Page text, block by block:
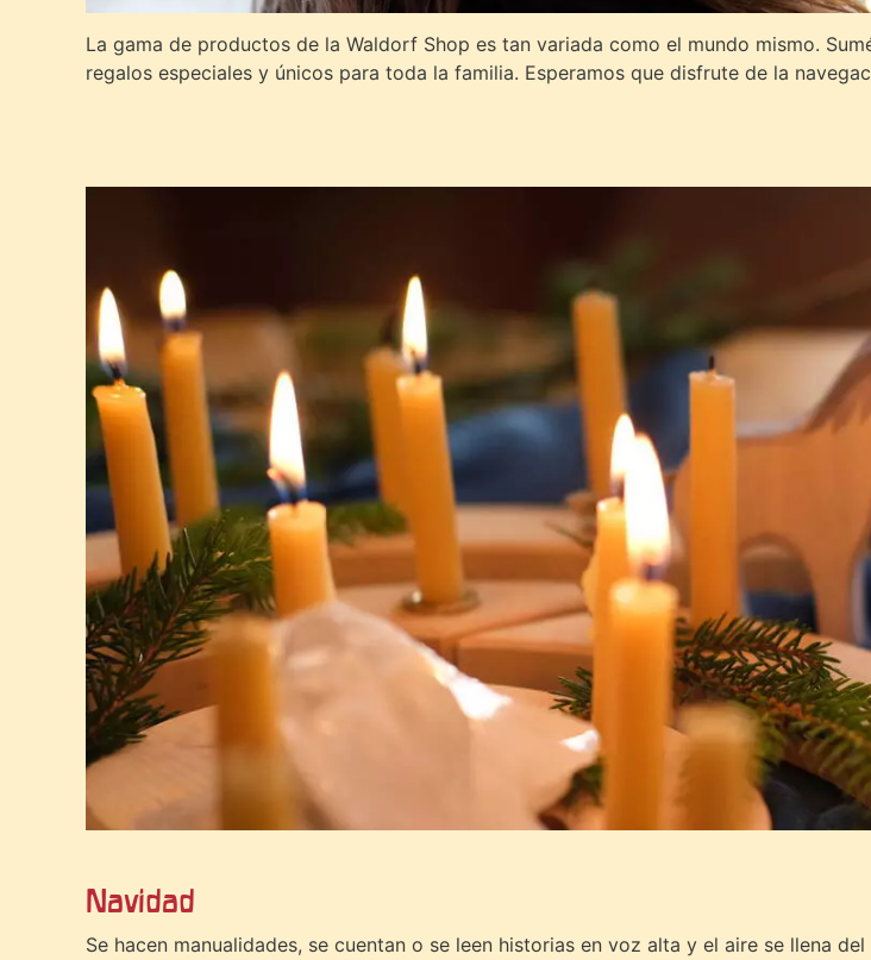
La gama de productos de la Waldorf Shop es tan variada como el mundo mismo.
regalos especiales y únicos para toda la familia. Esperamos que disfrute de la
Navidad
Se hacen manualidades, se cuentan o se leen historias en voz alta y el aire se llena